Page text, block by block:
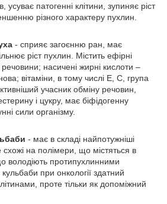
патогенні клітини, зупиняє ріст
різного характеру пухлин.
- сприяє загоєнню ран, має
ріст пухлин. Містить ефірні
насичені жирні кислоти –
вітаміни, в тому числі Е, С, група
учасник обміну речовин,
і цукру, має біфідогенну
імунні сили організму.
- має в складі найпотужніші
схожі на полімери, що містяться в
володіють протипухлинними
при онкології здатний
проте тільки як допоміжний